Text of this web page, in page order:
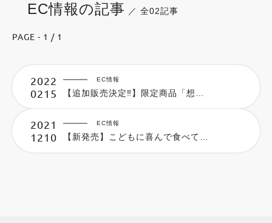
EC情報の記事 ／ 全02記事
PAGE - 1 / 1
2022
0215
EC情報
2021
1210
EC情報